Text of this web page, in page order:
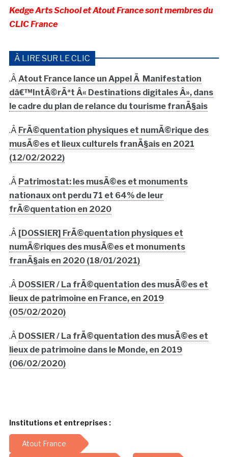
Kedge Arts School et Atout France sont membres du
CLIC France
À LIRE SUR LE CLIC
.Â Atout France lance un Appel Ã Manifestation
dâ€™IntÃ©rÃªt Â« Destinations digitales Â», dans
le cadre du plan de relance du tourisme franÃ§ais
.Â FrÃ©quentation physiques et numÃ©rique des
musÃ©es et lieux culturels franÃ§ais en 2021
(12/02/2022)
.Â Patrimostat: les musÃ©es et monuments
nationaux ont perdu 71 et 64% de leur
frÃ©quentation en 2020
.Â [DOSSIER] FrÃ©quentation physiques et
numÃ©riques des musÃ©es et monuments
franÃ§ais en 2020 (18/01/2021)
.Â DOSSIER / La frÃ©quentation des musÃ©es et
lieux de patrimoine en France, en 2019
(05/02/2020)
.Â DOSSIER / La frÃ©quentation des musÃ©es et
lieux de patrimoine dans le Monde, en 2019
(06/02/2020)
Institutions et entreprises :
Atout France